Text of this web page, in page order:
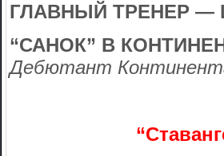
ГЛАВНЫЙ ТРЕНЕР —
“САНОК” В
Дебютант